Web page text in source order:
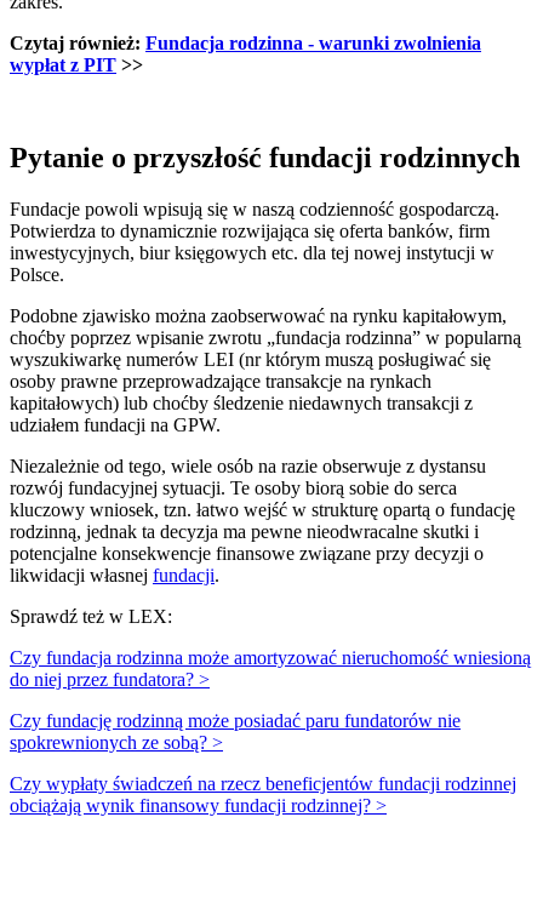
Czytaj również: Fundacja rodzinna - warunki zwolnienia
wypłat z PIT >>
Pytanie o przyszłość fundacji rodzinnych
Fundacje powoli wpisują się w naszą codzienność gospodarczą.
Potwierdza to dynamicznie rozwijająca się oferta banków, firm
inwestycyjnych, biur księgowych etc. dla tej nowej instytucji w
Polsce.
Podobne zjawisko można zaobserwować na rynku kapitałowym,
choćby poprzez wpisanie zwrotu „fundacja rodzinna” w popularną
wyszukiwarkę numerów LEI (nr którym muszą posługiwać się
osoby prawne przeprowadzające transakcje na rynkach
kapitałowych) lub choćby śledzenie niedawnych transakcji z
udziałem fundacji na GPW.
Niezależnie od tego, wiele osób na razie obserwuje z dystansu
rozwój fundacyjnej sytuacji. Te osoby biorą sobie do serca
kluczowy wniosek, tzn. łatwo wejść w strukturę opartą o fundację
rodzinną, jednak ta decyzja ma pewne nieodwracalne skutki i
potencjalne konsekwencje finansowe związane przy decyzji o
likwidacji własnej fundacji.
Sprawdź też w LEX:
Czy fundacja rodzinna może amortyzować nieruchomość wniesioną
do niej przez fundatora? >
Czy fundację rodzinną może posiadać paru fundatorów nie
spokrewnionych ze sobą? >
Czy wypłaty świadczeń na rzecz beneficjentów fundacji rodzinnej
obciążają wynik finansowy fundacji rodzinnej? >